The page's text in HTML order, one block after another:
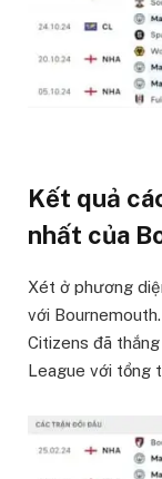
Kết quả
nhất của
Xét ở phương
với
Citizens đã
League với tổng